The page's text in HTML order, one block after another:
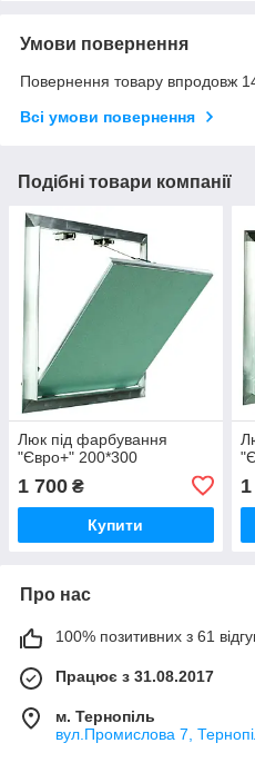
Умови повернення
Повернення товару впродовж
Всі умови повернення
Подібні товари компанії
Люк під фарбування
"Євро+" 200*300
1 700 ₴
Купити
Про нас
100% позитивних з 61
Працює з 31.08.2017
м. Тернопіль
вул.Промислова 7,